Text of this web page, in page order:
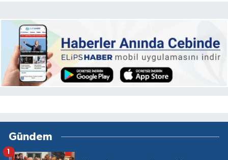
Gündem
1